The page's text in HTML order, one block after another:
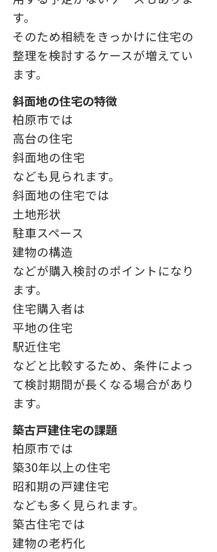
す。
そのため相続をきっかけに住宅の
整理を検討するケースが増えてい
ます。
斜面地の住宅の特徴
柏原市では
高台の住宅
斜面地の住宅
なども見られます。
斜面地の住宅では
土地形状
駐車スペース
建物の構造
などが購入検討のポイントになり
ます。
住宅購入者は
平地の住宅
駅近住宅
などと比較するため、 条件によっ
て検討期間が長くなる場合があり
ます。
築古戸建住宅の課題
柏原市では
築30年以上の住宅
昭和期の戸建住宅
なども多く見られます。
築古住宅では
建物の老朽化